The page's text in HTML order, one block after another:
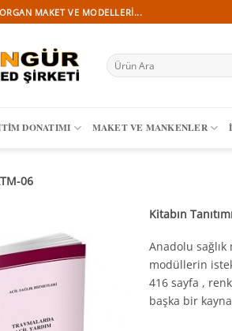
MAKET VE MODELLERI...
Ara:
DONATIMI MAKET VE MANKENLER
06
Kitabın Tanıtımı
Anadolu
modüllerin
416 sayfa ,
başka bir